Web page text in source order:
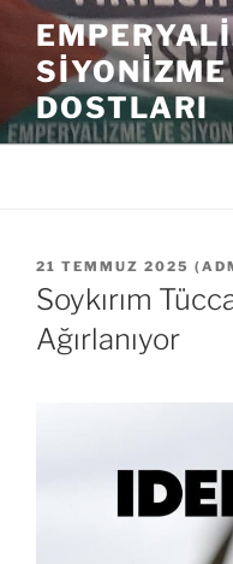
İçeriğe
DOSTLARI
YAYIM
TARIHI
21 TEMMUZ 2025 (
Soykırım
Ağırlanıyor